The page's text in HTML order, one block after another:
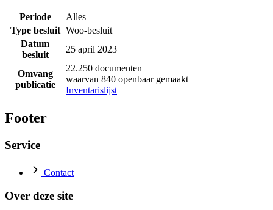
Periode
Alles
Type besluit Woo-besluit
Datum
besluit
25 april 2023
Omvang
publicatie
22.250 documenten
waarvan 840 openbaar gemaakt
Inventarislijst
Footer
Service
Contact
Over deze site